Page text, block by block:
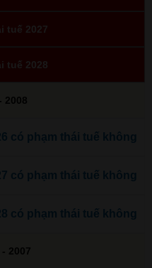
tuế 2027
tuế 2028
2008
có phạm thái tuế không
có phạm thái tuế không
có phạm thái tuế không
2007